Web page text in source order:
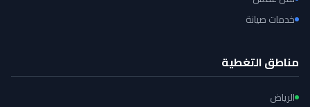
خدمات صيانة
مناطق التغطية
الرياض